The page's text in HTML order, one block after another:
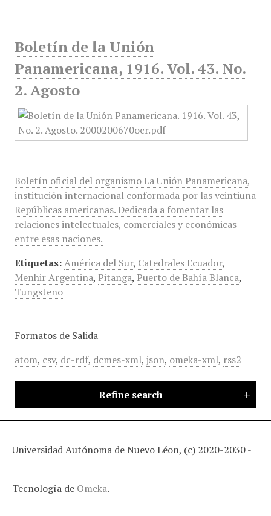
Boletín de la Unión
Panamericana, 1916. Vol. 43. No.
2. Agosto
Boletín oficial del organismo La Unión Panamericana,
institución internacional conformada por las veintiuna
Repúblicas americanas. Dedicada a fomentar las
relaciones intelectuales, comerciales y económicas
entre esas naciones.
Etiquetas: América del Sur, Catedrales Ecuador,
Menhir Argentina, Pitanga, Puerto de Bahía Blanca,
Tungsteno
Formatos de Salida
atom, csv, dc-rdf, dcmes-xml, json, omeka-xml, rss2
Refine search
Universidad Autónoma de Nuevo Léon, (c) 2020-2030 -
Tecnología de Omeka.